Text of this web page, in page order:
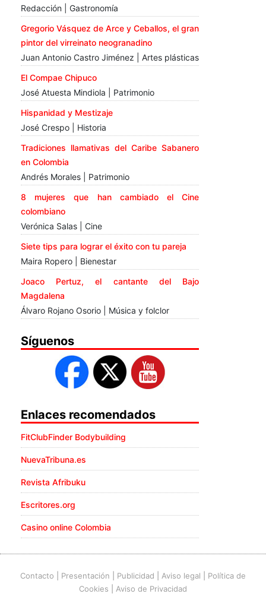
Redacción | Gastronomía
Gregorio Vásquez de Arce y Ceballos, el gran
pintor del virreinato neogranadino
Juan Antonio Castro Jiménez | Artes plásticas
El Compae Chipuco
José Atuesta Mindiola | Patrimonio
Hispanidad y Mestizaje
José Crespo | Historia
Tradiciones llamativas del Caribe Sabanero
en Colombia
Andrés Morales | Patrimonio
8 mujeres que han cambiado el Cine
colombiano
Verónica Salas | Cine
Siete tips para lograr el éxito con tu pareja
Maira Ropero | Bienestar
Joaco Pertuz, el cantante del Bajo
Magdalena
Álvaro Rojano Osorio | Música y folclor
Síguenos
Enlaces recomendados
FitClubFinder Bodybuilding
NuevaTribuna.es
Revista Afribuku
Escritores.org
Casino online Colombia
Contacto Presentación Publicidad Aviso legal
Política de
Cookies
Aviso de Privacidad